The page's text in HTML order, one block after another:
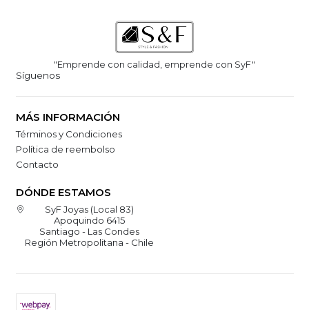
"Emprende con calidad, emprende con SyF"
Síguenos
MÁS INFORMACIÓN
Términos y Condiciones
Política de reembolso
Contacto
DÓNDE ESTAMOS
SyF Joyas (Local 83)
Apoquindo 6415
Santiago - Las Condes
Región Metropolitana - Chile